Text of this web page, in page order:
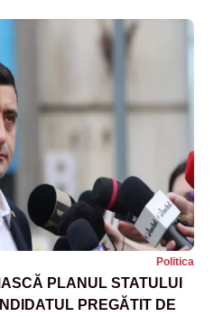
Politica
PLANUL STATULUI
PREGĂTIT DE